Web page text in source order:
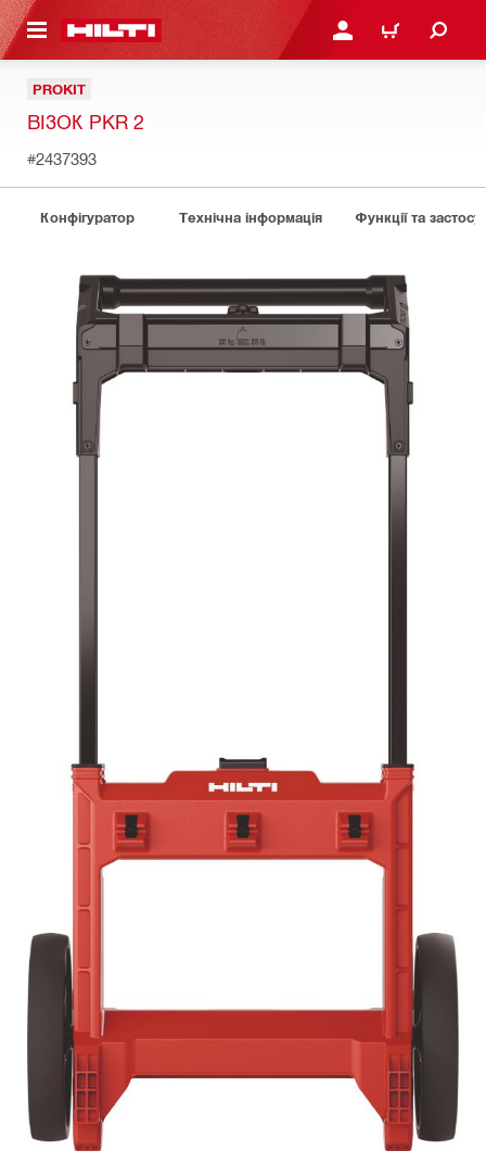
ЗМІСТУ УВІЙТИ АБО
КОШИК
PROKIT
ВІЗОК PKR 2
#2437393
Конфігуратор Технічна інформація Функції та